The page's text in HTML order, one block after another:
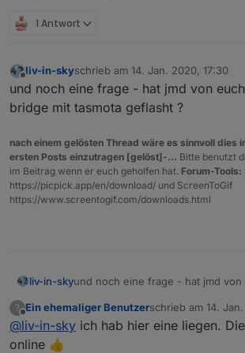
1 Antwort
Offline
liv-in-skyschrieb am 14. Jan. 2020, 17:30
zuletzt editiert von
und noch eine frage - hat jmd von
bridge mit tasmota geflasht ?
nach einem gelösten Thread wäre es sinnvoll dies
ersten Posts einzutragen [gelöst]-... Bitte benutzt
im Beitrag wenn er euch geholfen hat. Forum-Tools:
https://picpick.app/en/download/ und ScreenToGif
https://www.screentogif.com/downloads.html
liv-in-skyund noch eine frage - hat jmd
?
Offline
Ein ehemaliger Benutzerschrieb am 14.
zuletzt editiert von
@liv-in-sky ich hab hier eine liegen.
online 👍